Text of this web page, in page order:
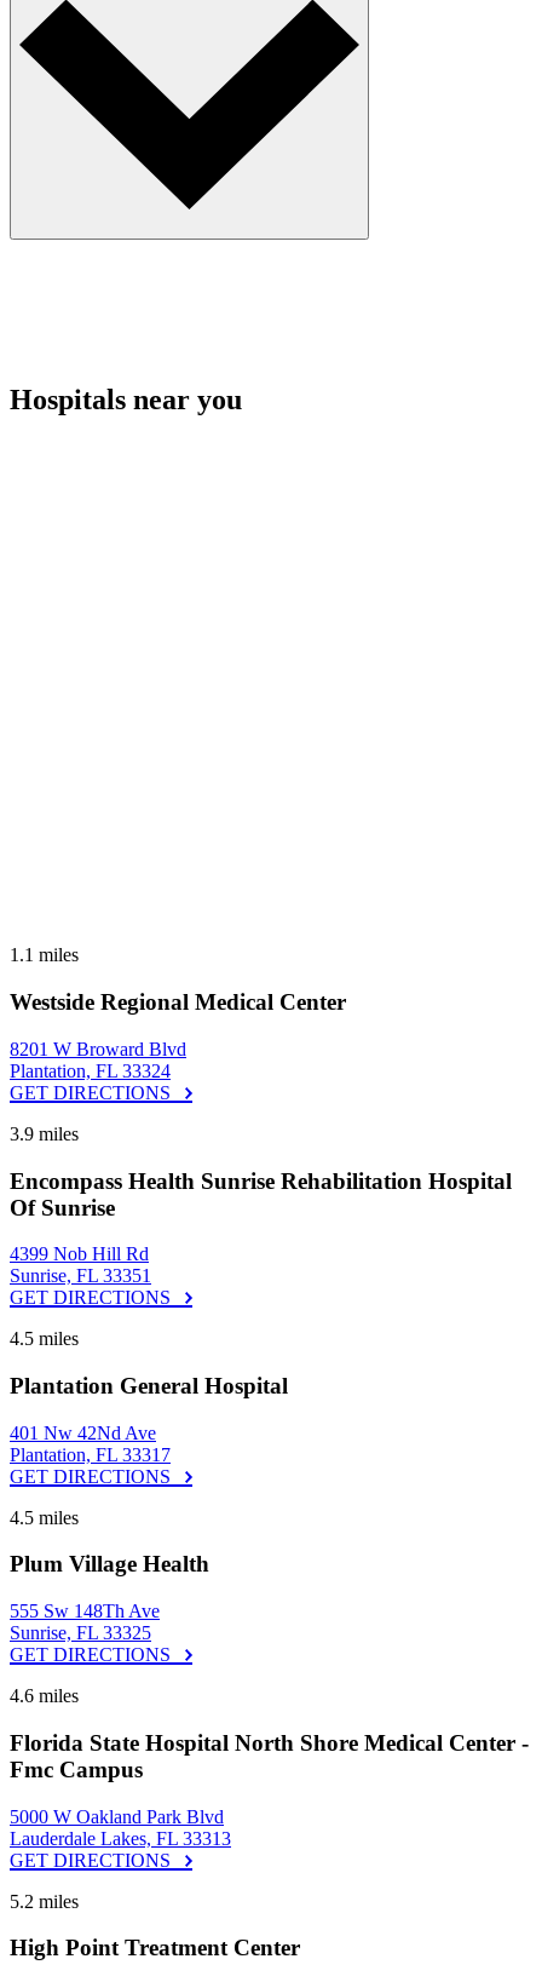
Hospitals near you
1.1 miles
Westside Regional Medical Center
8201 W Broward Blvd
Plantation, FL 33324
GET DIRECTIONS
3.9 miles
Encompass Health Sunrise Rehabilitation Hospital
Of Sunrise
4399 Nob Hill Rd
Sunrise, FL 33351
GET DIRECTIONS
4.5 miles
Plantation General Hospital
401 Nw 42Nd Ave
Plantation, FL 33317
GET DIRECTIONS
4.5 miles
Plum Village Health
555 Sw 148Th Ave
Sunrise, FL 33325
GET DIRECTIONS
4.6 miles
Florida State Hospital North Shore Medical Center -
Fmc Campus
5000 W Oakland Park Blvd
Lauderdale Lakes, FL 33313
GET DIRECTIONS
5.2 miles
High Point Treatment Center